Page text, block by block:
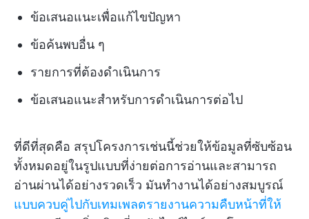
ข้อเสนอแนะเพื่อแก้ไขปัญหา
ข้อค้นพบอื่น ๆ
รายการที่ต้องดำเนินการ
ข้อเสนอแนะสำหรับการดำเนินการต่อไป
ที่ดีที่สุดคือ สรุปโครงการเช่นนี้ช่วยให้ข้อมูลที่ซับซ้อน
ทั้งหมดอยู่ในรูปแบบที่ง่ายต่อการอ่านและสามารถ
อ่านผ่านได้อย่างรวดเร็ว มันทำงานได้อย่างสมบูรณ์
แบบควบคู่ไปกับเทมเพลตรายงานความคืบหน้าที่ให้